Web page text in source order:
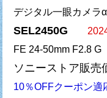
デジタル一眼カメラ
SEL2450G
FE 24-50mm F2.8 G
ソニーストア販売
10％OFFクーポン適